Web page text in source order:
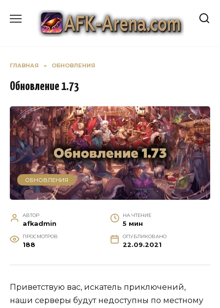
содержанию
ГЛАВНАЯ » ОБНОВЛЕНИЯ
Обновление 1.73
ОБНОВЛЕНИЯ
АВТОР
afkadmin
НА ЧТЕНИЕ
5 мин
ПРОСМОТРОВ
188
ОПУБЛИКОВАНО
22.09.2021
Приветствую вас, искатель приключений,
наши серверы будут недоступны по местному